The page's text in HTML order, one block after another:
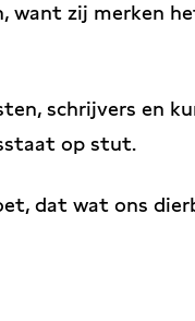
want zij merken
schrijvers en
op stut.
dat wat ons